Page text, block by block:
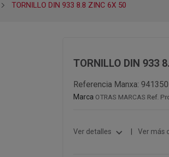
TORNILLO DIN 933 8.8 ZINC 6X 50
TORNILLO DIN 933
Referencia Manxa: 941350
Marca OTRAS MARCAS Ref.
Ver detalles expand_more Ver más